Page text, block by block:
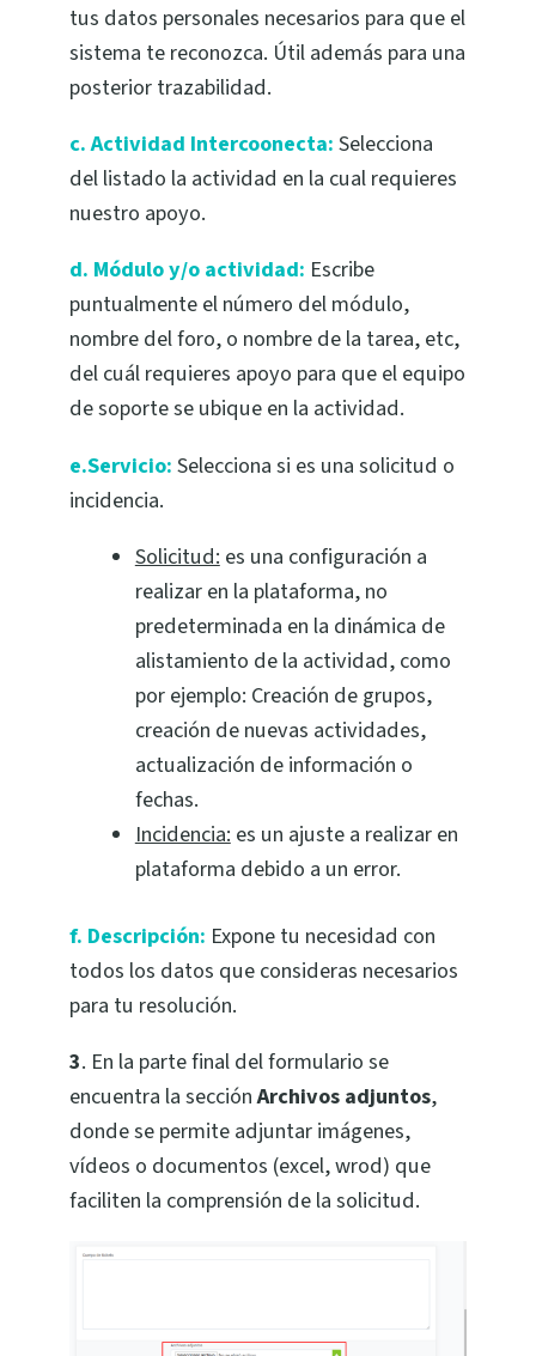
tus datos personales necesarios para que el
sistema te reconozca. Útil además para una
posterior trazabilidad.
c. Actividad Intercoonecta:Selecciona
del listado la actividad en la cual requieres
nuestro apoyo.
d. Módulo y/o actividad: Escribe
puntualmente el número del módulo,
nombre del foro, o nombre de la tarea, etc,
del cuál requieres apoyo para que el equipo
de soporte se ubique en la actividad.
e.Servicio:Selecciona si es una solicitud o
incidencia.
Solicitud: es una configuración a
realizar en la plataforma, no
predeterminada en la dinámica de
alistamiento de la actividad, como
por ejemplo: Creación de grupos,
creación de nuevas actividades,
actualización de información o
fechas.
Incidencia: es un ajuste a realizar en
plataforma debido a un error.
f. Descripción: Expone tu necesidad con
todos los datos que consideras necesarios
para tu resolución.
3. En la parte final del formulario se
encuentra la secciónArchivos adjuntos,
donde se permite adjuntar imágenes,
vídeos o documentos (excel, wrod) que
faciliten la comprensión de la solicitud.